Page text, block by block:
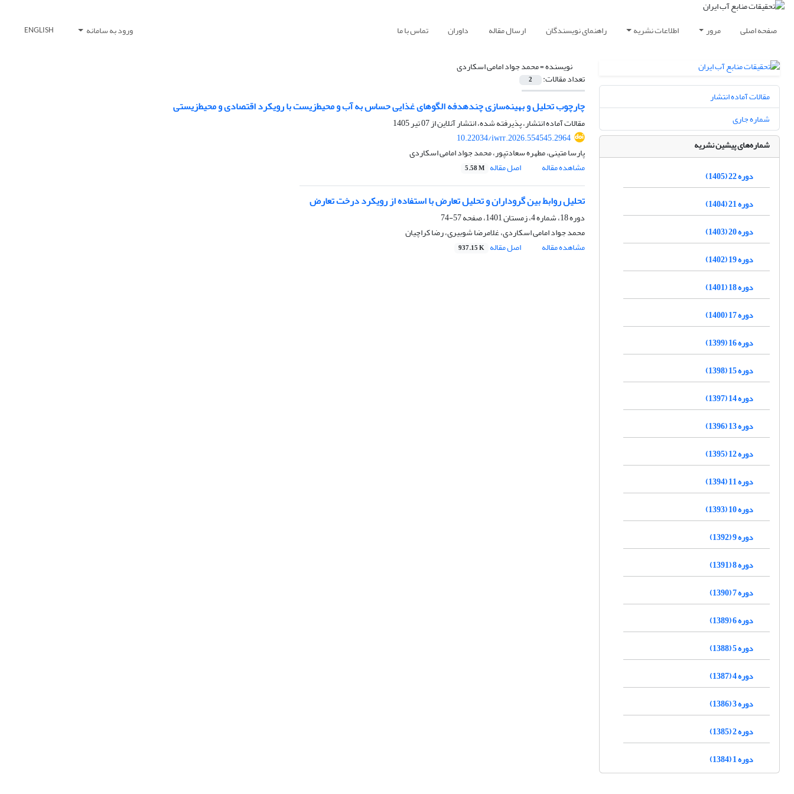
صفحه اصلی مرور اطلاعات نشریه راهنمای نویسندگان ارسال مقاله داوران تماس با ما ورود به سامانه ENGLISH
نویسنده =محمد جواد امامی اسکاردی
تعداد مقالات: 2
چارچوب تحلیل و بهینه‌سازی چندهدفه الگوهای غذایی حساس به آب و محیط‌زیست با رویکرد اقتصادی و محیط‌زیستی
مقالات آماده انتشار، پذیرفته شده، انتشار آنلاین از07 تیر 1405
10.22034/iwrr.2026.554545.2964
پارسا متینی، مطهره سعادتپور، محمد جواد امامی اسکاردی
مشاهده مقاله
اصل مقاله 5.58 M
تحلیل روابط بین گروداران و تحلیل تعارض‌ با استفاده از رویکرد درخت تعارض
دوره 18، شماره 4، زمستان 1401، صفحه
57-74
محمد جواد امامی اسکاردی، غلامرضا شوبیری، رضا کراچیان
مشاهده مقاله
اصل مقاله 937.15 K
مقالات آماده انتشار
شماره جاری
شماره‌های پیشین نشریه
دوره 22 (1405)
دوره 21 (1404)
دوره 20 (1403)
دوره 19 (1402)
دوره 18 (1401)
دوره 17 (1400)
دوره 16 (1399)
دوره 15 (1398)
دوره 14 (1397)
دوره 13 (1396)
دوره 12 (1395)
دوره 11 (1394)
دوره 10 (1393)
دوره 9 (1392)
دوره 8 (1391)
دوره 7 (1390)
دوره 6 (1389)
دوره 5 (1388)
دوره 4 (1387)
دوره 3 (1386)
دوره 2 (1385)
دوره 1 (1384)